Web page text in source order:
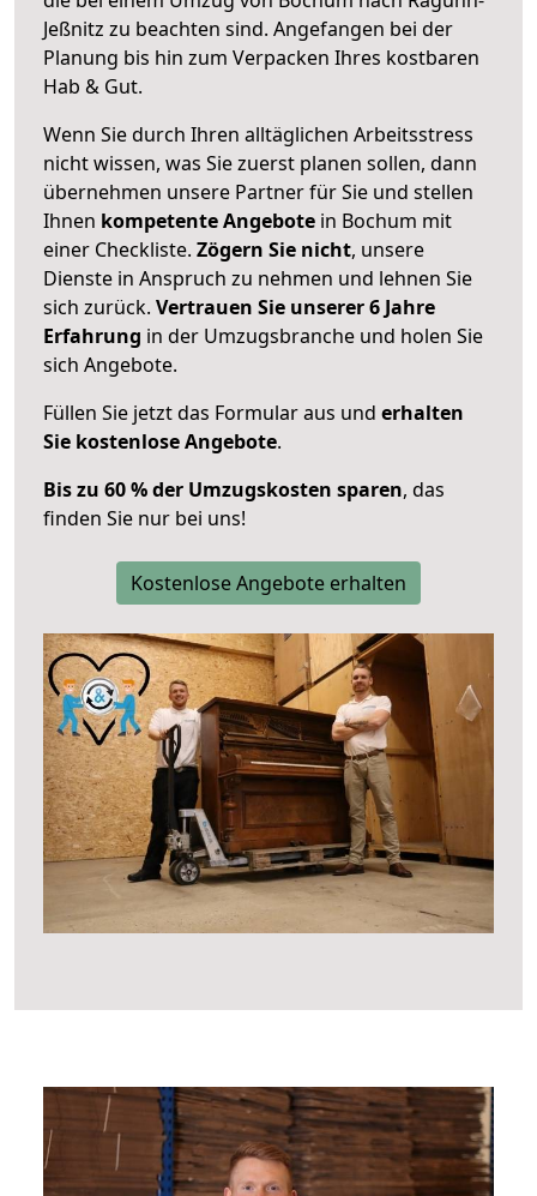
Jeßnitz zu beachten sind. Angefangen bei der
Planung bis hin zum Verpacken Ihres kostbaren
Hab & Gut.
Wenn Sie durch Ihren alltäglichen Arbeitsstress
nicht wissen, was Sie zuerst planen sollen, dann
übernehmen unsere Partner für Sie und stellen
Ihnen kompetente Angebote in Bochum mit
einer Checkliste. Zögern Sie nicht, unsere
Dienste in Anspruch zu nehmen und lehnen Sie
sich zurück. Vertrauen Sie unserer 6 Jahre
Erfahrung in der Umzugsbranche und holen Sie
sich Angebote.
Füllen Sie jetzt das Formular aus und erhalten
Sie kostenlose Angebote.
Bis zu 60 % der Umzugskosten sparen, das
finden Sie nur bei uns!
Kostenlose Angebote erhalten